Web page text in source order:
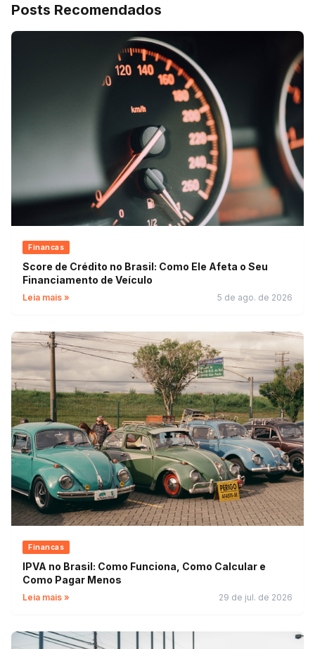
Posts Recomendados
Financas
Score de Crédito no Brasil: Como Ele Afeta o Seu
Financiamento de Veículo
Leia mais » 5 de ago. de 2026
Financas
IPVA no Brasil: Como Funciona, Como Calcular e
Como Pagar Menos
Leia mais » 29 de jul. de 2026